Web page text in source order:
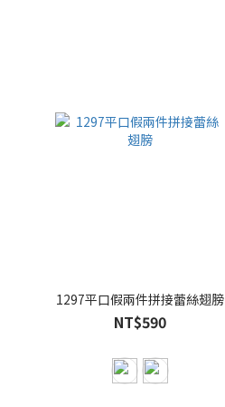
1297平口假兩件拼接蕾絲翅膀
NT$590